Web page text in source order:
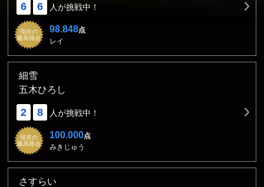
6 6 人が挑戦中！
現在の
最高得点
98.848点
レイ
細雪
五木ひろし
2 8 人が挑戦中！
現在の
最高得点
100.000点
みきじゅう
さすらい